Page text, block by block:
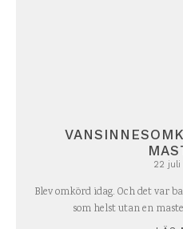
22 juli
Blev omkörd idag. Och det var
som helst utan en